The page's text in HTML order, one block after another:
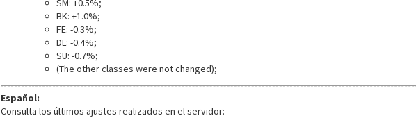
SM: +0.5%;
BK: +1.0%;
FE: -0.3%;
DL: -0.4%;
SU: -0.7%;
(The other classes were not changed);
Español:
Consulta los últimos ajustes realizados en el servidor: